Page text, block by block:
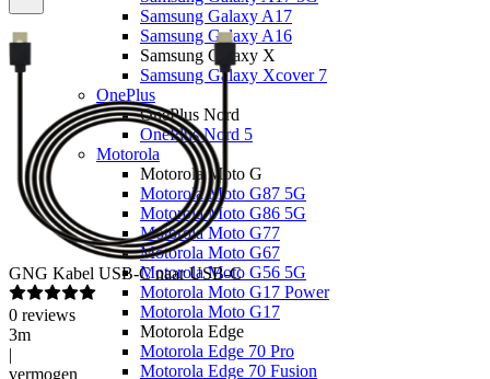
Samsung Galaxy A17
Samsung Galaxy A16
Samsung Galaxy X
Samsung Galaxy Xcover 7
OnePlus
OnePlus Nord
OnePlus Nord 5
Motorola
Motorola Moto G
Motorola Moto G87 5G
Motorola Moto G86 5G
Motorola Moto G77
Motorola Moto G67
Motorola Moto G56 5G
Motorola Moto G17 Power
Motorola Moto G17
Motorola Edge
Motorola Edge 70 Pro
Motorola Edge 70 Fusion
GNG Kabel USB-C naar USB-C
0 reviews
3m
|
vermogen